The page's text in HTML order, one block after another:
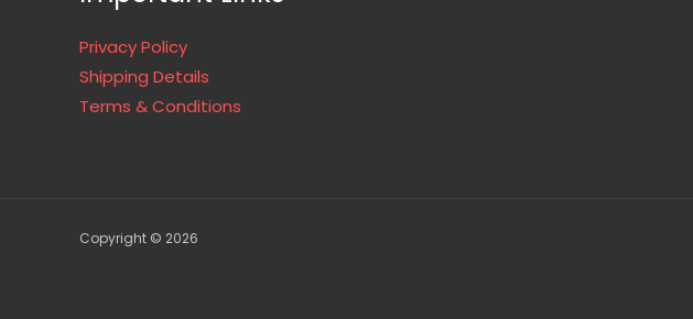
Privacy Policy
Shipping Details
Terms & Conditions
Copyright © 2026